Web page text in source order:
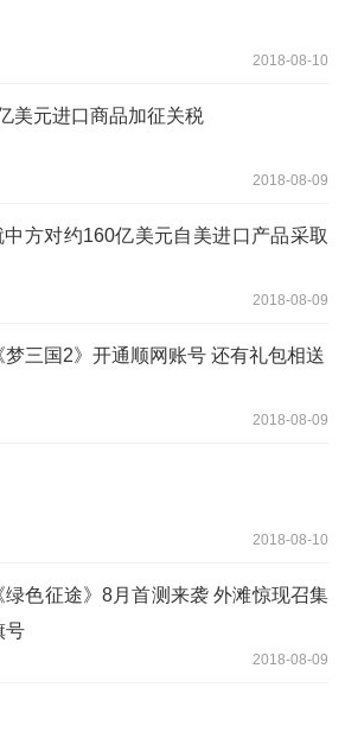
2018-08-10
美元进口商品加征关税
2018-08-09
方对约160亿美元自美进口产品采取
2018-08-09
梦三国2》开通顺网账号 还有礼包相送
2018-08-09
2018-08-10
绿色征途》8月首测来袭 外滩惊现召集
号
2018-08-09